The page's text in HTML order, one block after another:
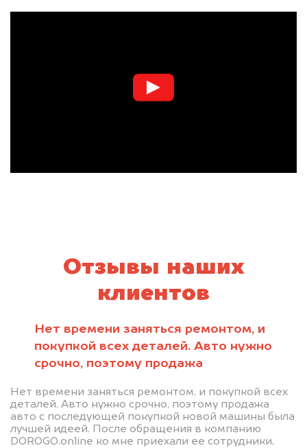
Отзывы наших
клиентов
Нет времени заняться ремонтом, и
покупкой всех деталей. Авто нужно
срочно, поэтому продажа
Нет времени заняться ремонтом, и покупкой всех
деталей. Авто нужно срочно, поэтому продажа
авто с последующей покупкой новой машины была
лучшей идеей. После обращения в компанию
DOROGO.online ко мне приехали ее сотрудники,